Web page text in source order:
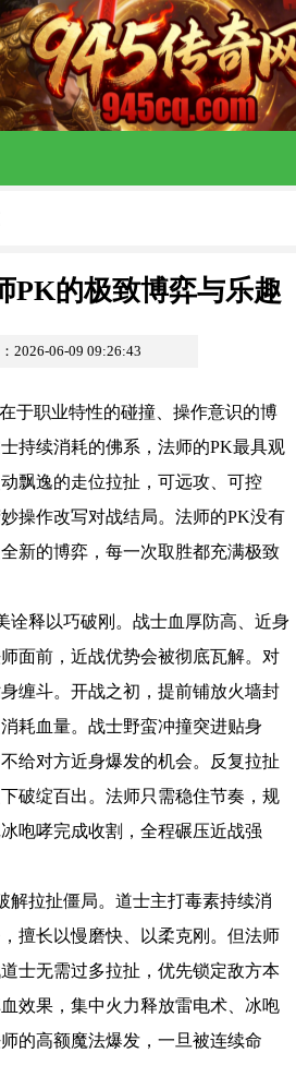
的极致博弈与乐趣
2026-06-09 09:26:43
职业特性的碰撞、操作意识的博
持续消耗的佛系，法师的PK最具观
飘逸的走位拉扯，可远攻、可控
操作改写对战结局。法师的PK没有
新的博弈，每一次取胜都充满极致
释以巧破刚。战士血厚防高、近身
面前，近战优势会被彻底瓦解。对
缠斗。开战之初，提前铺放火墙封
耗血量。战士野蛮冲撞突进贴身
给对方近身爆发的机会。反复拉扯
破绽百出。法师只需稳住节奏，规
咆哮完成收割，全程碾压近战强
拉扯僵局。道士主打毒素持续消
擅长以慢磨快、以柔克刚。但法师
士无需过多拉扯，优先锁定敌方本
效果，集中火力释放雷电术、冰咆
的高额魔法爆发，一旦被连续命